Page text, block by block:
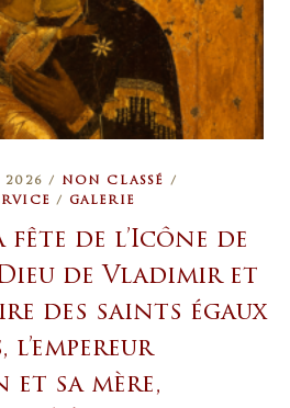
2026 / NON CLASSÉ
/
/ GALERIE
de l’Icône de
de Vladimir et
des saints égaux
l’empereur
sa mère,